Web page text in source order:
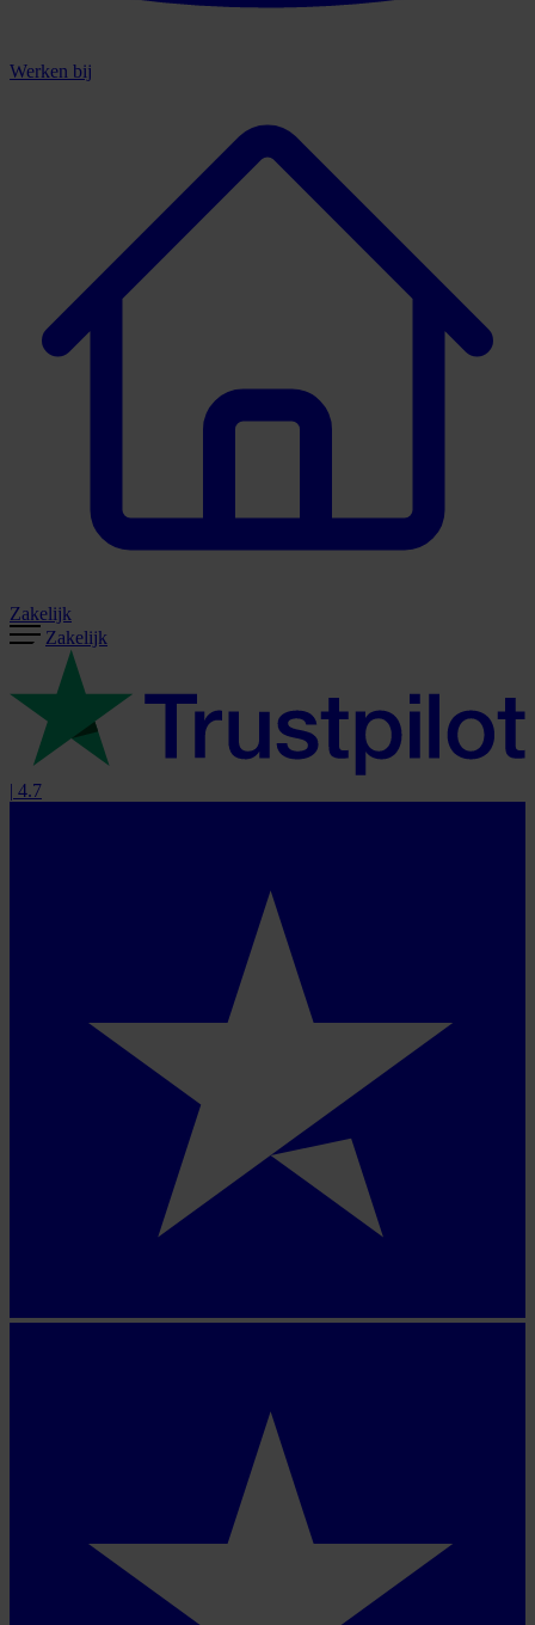
Werken bij
Zakelijk
Zakelijk
| 4.7